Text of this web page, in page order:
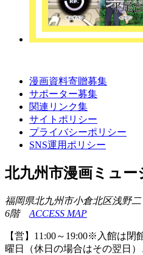
漫画資料寄贈募集
サポーター募集
関連リンク集
サイトポリシー
プライバシーポリシー
SNS運用ポリシー
北九州市漫画ミュー
福岡県北九州市小倉北区浅野
6階 ACCESS MAP
【営】11:00～19:00※入館は閉
曜日（休日の場合はその翌日